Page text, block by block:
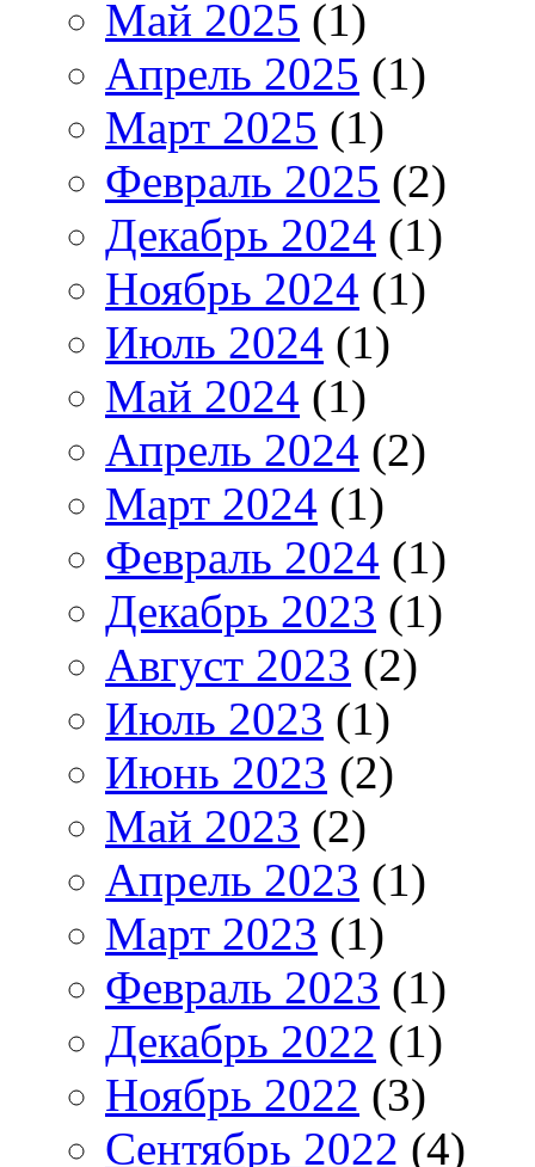
Май 2025 (1)
Апрель 2025 (1)
Март 2025 (1)
Февраль 2025 (2)
Декабрь 2024 (1)
Ноябрь 2024 (1)
Июль 2024 (1)
Май 2024 (1)
Апрель 2024 (2)
Март 2024 (1)
Февраль 2024 (1)
Декабрь 2023 (1)
Август 2023 (2)
Июль 2023 (1)
Июнь 2023 (2)
Май 2023 (2)
Апрель 2023 (1)
Март 2023 (1)
Февраль 2023 (1)
Декабрь 2022 (1)
Ноябрь 2022 (3)
Сентябрь 2022 (4)